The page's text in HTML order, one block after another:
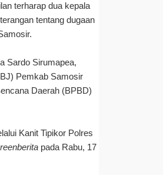
terharap dua kepala
tentang dugaan
Sardo Sirumapea,
Pemkab Samosir
Daerah (BPBD)
Kanit Tipikor Polres
pada Rabu, 17